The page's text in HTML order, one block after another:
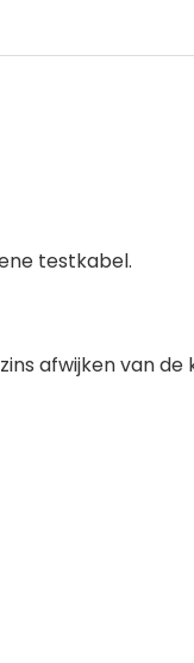
testkabel.
afwijken van